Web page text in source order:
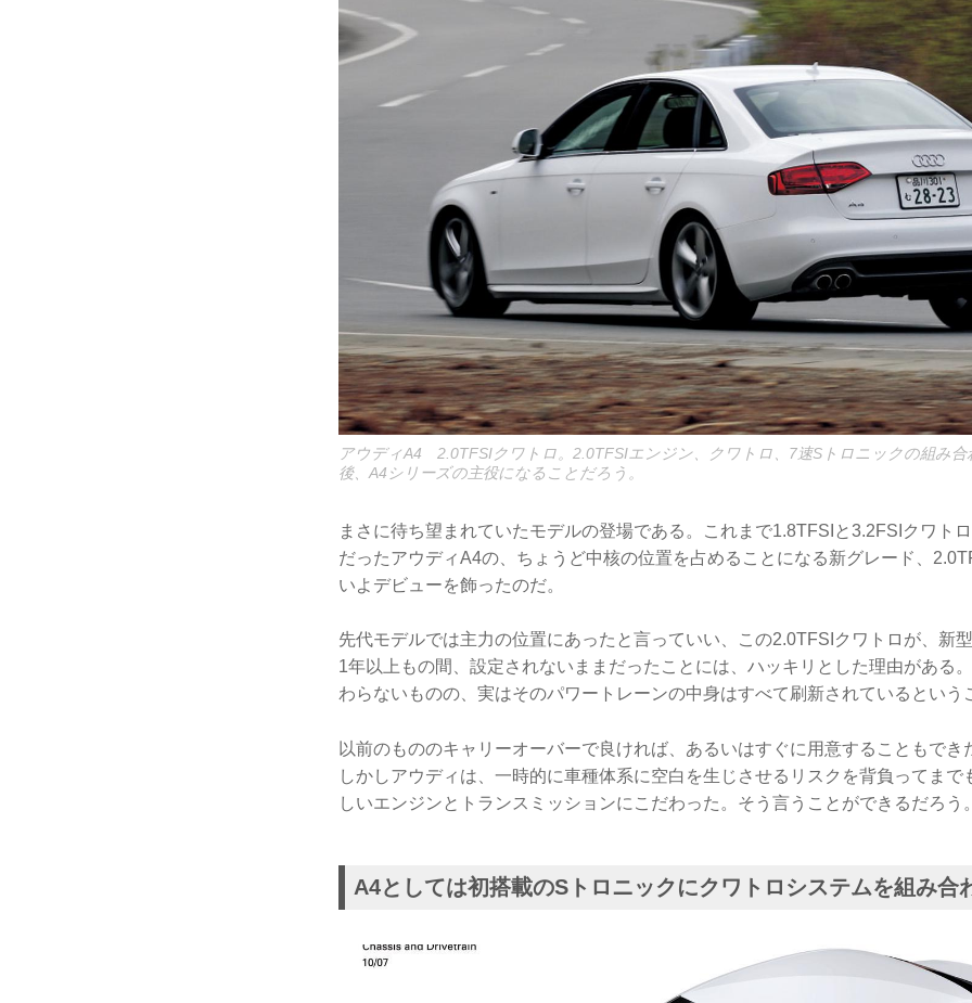
アウディA4 2.0TFSIクワトロ。2.0TFSIエンジン、クワトロ、7速Sトロニックの組み合
後、A4シリーズの主役になることだろう。
まさに待ち望まれていたモデルの登場である。これまで1.8TFSIと3.2FSIクワト
だったアウディA4の、ちょうど中核の位置を占めることになる新グレード、
いよデビューを飾ったのだ。
先代モデルでは主力の位置にあったと言っていい、この2.0TFSIクワトロが、新
1年以上もの間、設定されないままだったことには、ハッキリとした理由がある
わらないものの、実はそのパワートレーンの中身はすべて刷新されているという
以前のもののキャリーオーバーで良ければ、あるいはすぐに用意することもでき
しかしアウディは、一時的に車種体系に空白を生じさせるリスクを背負ってまで
しいエンジンとトランスミッションにこだわった。そう言うことができるだろう
A4としては初搭載のSトロニックにクワトロシステムを組み合